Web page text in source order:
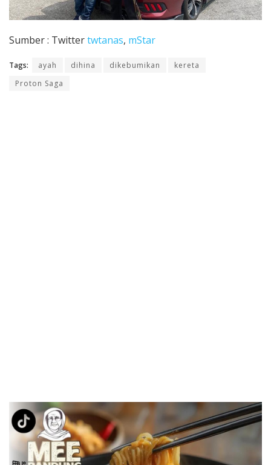
Sumber : Twittertwtanas, mStar
Tags: ayah dihina dikebumikan
kereta
Proton Saga